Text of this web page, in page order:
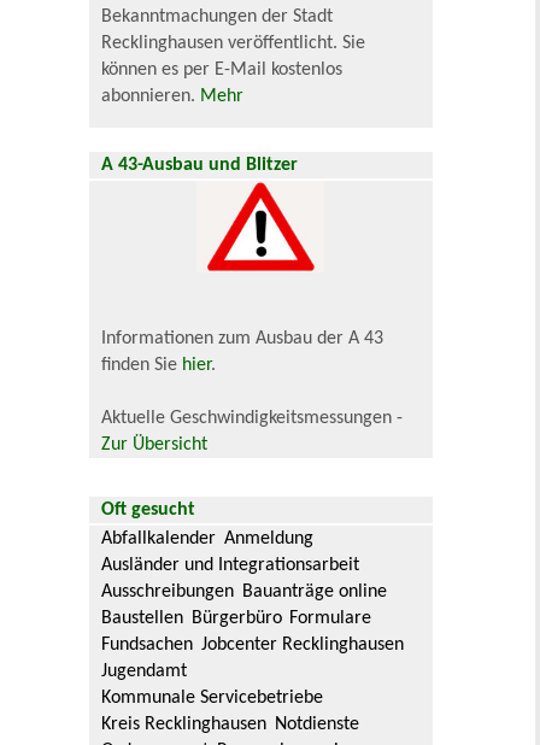
Bekanntmachungen der Stadt
Recklinghausen veröffentlicht. Sie
können es per E-Mail kostenlos
abonnieren. Mehr
A 43-Ausbau und Blitzer
Informationen zum Ausbau der A 43
finden Sie hier.
Aktuelle Geschwindigkeitsmessungen -
Zur Übersicht
Oft gesucht
Abfallkalender Anmeldung
Ausländer und Integrationsarbeit
Ausschreibungen Bauanträge online
Baustellen Bürgerbüro Formulare
Fundsachen Jobcenter Recklinghausen
Jugendamt
Kommunale Servicebetriebe
Kreis Recklinghausen Notdienste